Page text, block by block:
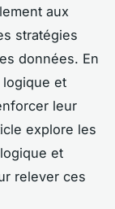
aux
stratégies
données. En
et
leur
explore les
et
relever ces